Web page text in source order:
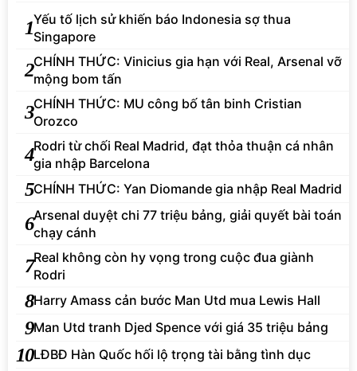
1Yếu tố lịch sử khiến báo Indonesia sợ thua
Singapore
2CHÍNH THỨC: Vinicius gia hạn với Real, Arsenal vỡ
mộng bom tấn
3CHÍNH THỨC: MU công bố tân binh Cristian
Orozco
4Rodri từ chối Real Madrid, đạt thỏa thuận cá nhân
gia nhập Barcelona
5CHÍNH THỨC: Yan Diomande gia nhập Real Madrid
6Arsenal duyệt chi 77 triệu bảng, giải quyết bài toán
chạy cánh
7Real không còn hy vọng trong cuộc đua giành
Rodri
8Harry Amass cản bước Man Utd mua Lewis Hall
9Man Utd tranh Djed Spence với giá 35 triệu bảng
10LĐBĐ Hàn Quốc hối lộ trọng tài bằng tình dục